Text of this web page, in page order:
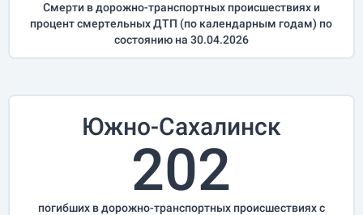
Смерти в дорожно-транспортных происшествиях и
процент смертельных ДТП (по календарным годам) по
состоянию на 30.04.2026
Южно-Сахалинск
202
погибших в дорожно-транспортных происшествиях с